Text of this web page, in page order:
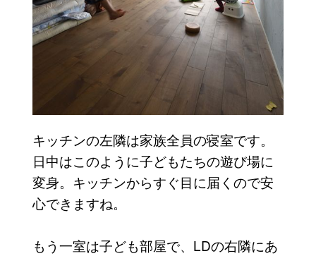
キッチンの左隣は家族全員の寝室です。
日中はこのように子どもたちの遊び場に
変身。キッチンからすぐ目に届くので安
心できますね。
もう一室は子ども部屋で、LDの右隣にあ